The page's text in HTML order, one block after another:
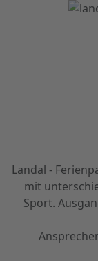
Landal -
mit
Sport.